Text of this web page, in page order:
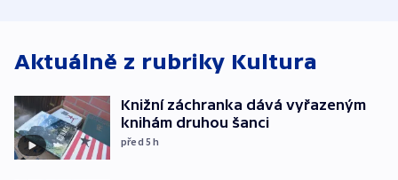
Aktuálně z rubriky Kultura
Knižní záchranka dává vyřazeným
knihám druhou šanci
před 5h